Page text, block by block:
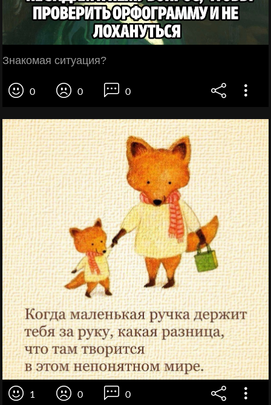
Знакомая ситуация?
0 0 0
1 0 0